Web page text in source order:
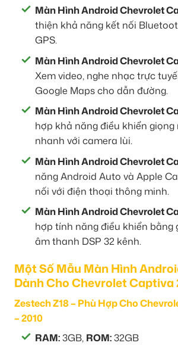
Màn Hình Android Chevrolet
thiện khả năng kết nối
GPS.
Màn Hình Android Chevrolet
Xem video, nghe nhạc trực
Google Maps cho dẫn đường.
Màn Hình Android Chevrolet
hợp khả năng điều khiển giọng
nhanh với camera lùi.
Màn Hình Android Chevrolet
năng Android Auto và Apple
nối với điện thoại thông minh.
Màn Hình Android Chevrolet
hợp tính năng điều khiển bằng
âm thanh DSP 32 kênh.
Một Số Mẫu Màn Hình
Dành Cho Chevrolet Captiva
Zestech Z18 – Phù Hợp Cho
– 2010
RAM:3GB, ROM:32GB